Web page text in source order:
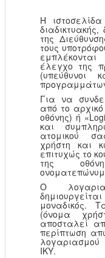
Η
διαδικτυακής,
της
τους
έλεγχο της
(υπεύθυνοι
Για να
από το
οθόνης) ή
και
ατομικού
χρήστη και
επιτυχώς το
της
Ο
μοναδικός.
(όνομα
αποσταλεί
περίπτωση
λογαριασμού
ΙΚΥ.